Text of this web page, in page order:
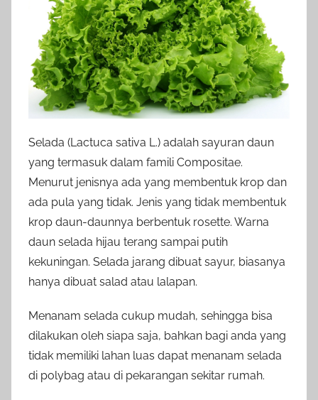
Selada (Lactuca sativa L.) adalah sayuran daun
yang termasuk dalam famili Compositae.
Menurut jenisnya ada yang membentuk krop dan
ada pula yang tidak. Jenis yang tidak membentuk
krop daun-daunnya berbentuk rosette. Warna
daun selada hijau terang sampai putih
kekuningan. Selada jarang dibuat sayur, biasanya
hanya dibuat salad atau lalapan.
Menanam selada cukup mudah, sehingga bisa
dilakukan oleh siapa saja, bahkan bagi anda yang
tidak memiliki lahan luas dapat menanam selada
di polybag atau di pekarangan sekitar rumah.